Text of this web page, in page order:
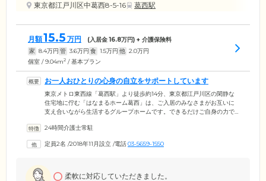
東京都江戸川区中葛西8-5-16
葛西駅
月額15.5 万円 (入居金16.8万円) + 介護保険料
家 8.4万円 管 3.6万円 食 1.5万円 他 2.0万円
個室 / 9.04m2 / 基本プラン
お一人おひとりの心身の自立をサポートしています
東京メトロ東西線「葛西駅」より徒歩約14分、東京都江戸川区の閑静な
住宅地に佇む「はなまるホーム葛西」は、ご入居のみなさまがお互いに
支え合いながら生活するグループホームです。できるだけご自身の力で
ームでは、みなさまが自由に、そして活力みなぎる生活を楽しめるよう
「明正会葛西クリニック」や「西葛西歯科室」との提携により、日々の
24時間介護士常駐
定員2名 /2018年11月設立 /電話03-5659-1550
柔軟に対応していただきました。